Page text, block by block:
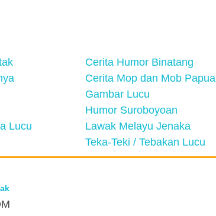
Cerita Humor Binatang
Cerita Mop dan Mob Papua
Gambar Lucu
Humor Suroboyoan
Lucu
Lawak Melayu Jenaka
Teka-Teki / Tebakan Lucu